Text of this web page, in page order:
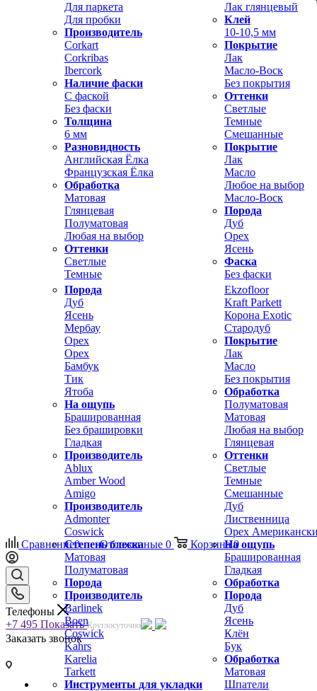
Для паркета
Для пробки
Лак глянцевый
Клей
Производитель
Corkart
Corkribas
Ibercork
Наличие фаски
С фаской
Без фаски
Толщина
6 мм
10-10,5 мм
Покрытие
Лак
Масло-Воск
Без покрытия
Оттенки
Светлые
Темные
Смешанные
Разновидность
Английская Ёлка
Французская Ёлка
Обработка
Матовая
Глянцевая
Полуматовая
Любая на выбор
Оттенки
Светлые
Темные
Покрытие
Лак
Масло
Любое на выбор
Масло-Воск
Порода
Дуб
Орех
Ясень
Фаска
Без фаски
Порода
Дуб
Ясень
Мербау
Орех
Орех
Бамбук
Тик
Ятоба
На ощупь
Брашированная
Без брашировки
Гладкая
Производитель
Ablux
Amber Wood
Amigo
Ekzofloor
Kraft Parkett
Корона Exotic
Стародуб
Покрытие
Лак
Масло
Без покрытия
Обработка
Полуматовая
Матовая
Любая на выбор
Глянцевая
Оттенки
Светлые
Темные
Смешанные
Производитель
Admonter
Coswick
Степень блеска
Матовая
Полуматовая
Порода
Дуб
Лиственница
Орех
На ощупь
Брашированная
Гладкая
Обработка
Производитель
Barlinek
Boen
Coswick
Kahrs
Karelia
Tarkett
Порода
Дуб
Ясень
Клён
Бук
Обработка
Матовая
Инструменты для укладки
Шпатели
Сравнение0 Отложенные 0 Корзина 0
Телефоны
+7 495 Показать Круглосуточно
Заказать звонок